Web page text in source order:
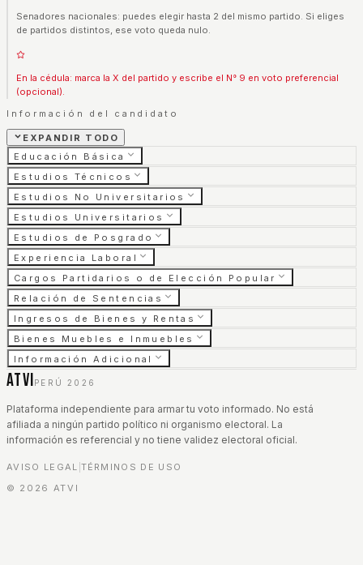
Senadores nacionales: puedes elegir hasta 2 del mismo partido. Si eliges
de partidos distintos, ese voto queda nulo.
En la cédula: marca la X del partido y escribe el N° 9 en voto preferencial
(opcional).
Información del candidato
EXPANDIR TODO
Educación Básica
Estudios Técnicos
Estudios No Universitarios
Estudios Universitarios
Estudios de Posgrado
Experiencia Laboral
Cargos Partidarios o de Elección Popular
Relación de Sentencias
Ingresos de Bienes y Rentas
Bienes Muebles e Inmuebles
Información Adicional
ATVI PERÚ 2026
Plataforma independiente para armar tu voto informado. No está
afiliada a ningún partido político ni organismo electoral. La
información es referencial y no tiene validez electoral oficial.
AVISO LEGAL TÉRMINOS DE USO
© 2026 ATVI